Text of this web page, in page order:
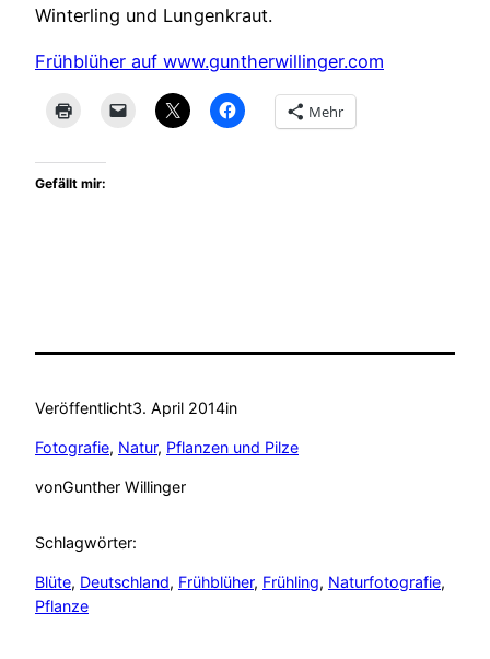
Winterling und Lungenkraut.
Frühblüher auf www.guntherwillinger.com
Mehr
Gefällt mir:
Veröffentlicht3. April 2014in
Fotografie, Natur, Pflanzen und Pilze
vonGunther Willinger
Schlagwörter:
Blüte, Deutschland, Frühblüher, Frühling, Naturfotografie
Pflanze